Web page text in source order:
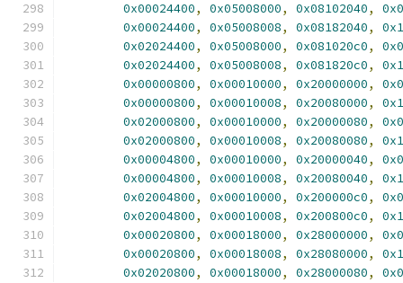
0x00024400, 0x05008000, 0x08102040,
0x00024400, 0x05008008, 0x08182040,
0x02024400, 0x05008000, 0x081020c0,
0x02024400, 0x05008008, 0x081820c0,
0x00000800, 0x00010000, 0x20000000,
0x00000800, 0x00010008, 0x20080000,
0x02000800, 0x00010000, 0x20000080,
0x02000800, 0x00010008, 0x20080080,
0x00004800, 0x00010000, 0x20000040,
0x00004800, 0x00010008, 0x20080040,
0x02004800, 0x00010000, 0x200000c0,
0x02004800, 0x00010008, 0x200800c0,
0x00020800, 0x00018000, 0x28000000,
0x00020800, 0x00018008, 0x28080000,
0x02020800, 0x00018000, 0x28000080,